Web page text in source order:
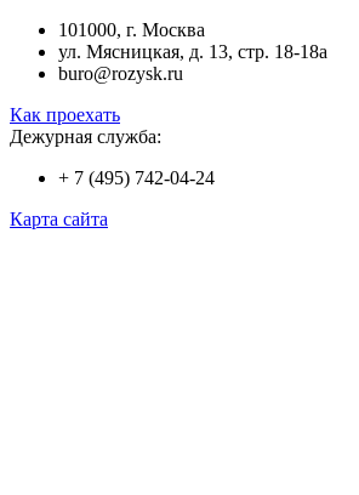
101000, г. Москва
ул. Мясницкая, д. 13, стр. 18-18а
buro@rozysk.ru
Как проехать
Дежурная служба:
+ 7 (495) 742-04-24
Карта сайта